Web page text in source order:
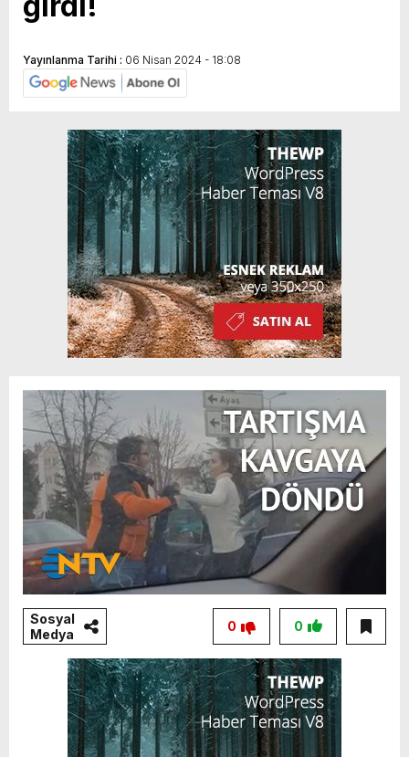
Yayınlanma Tarihi : 06 Nisan 2024 - 18:08
Sosyal
Medya
0
0